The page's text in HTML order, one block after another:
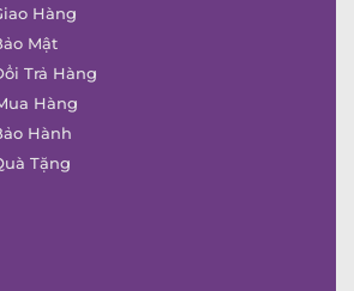
Hàng
Mật
Trả Hàng
Hàng
Hành
Tặng